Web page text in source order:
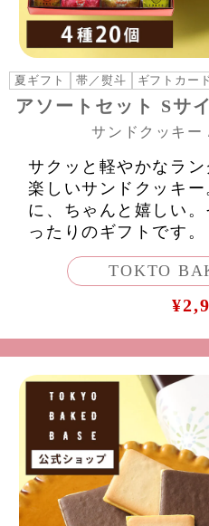
夏ギフト 帯／熨斗 ギフトカード
アソートセット Sサ
サンドクッキー
サクッと軽やかなラ
楽しいサンドクッキ
に、ちゃんと嬉しい
ったりのギフトです。
TOKTO